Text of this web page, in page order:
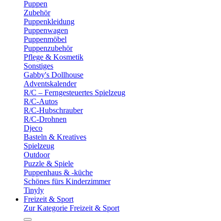
Puppen
Zubehör
Puppenkleidung
Puppenwagen
Puppenmöbel
Puppenzubehör
Pflege & Kosmetik
Sonstiges
Gabby's Dollhouse
Adventskalender
R/C – Ferngesteuertes Spielzeug
R/C-Autos
R/C-Hubschrauber
R/C-Drohnen
Djeco
Basteln & Kreatives
Spielzeug
Outdoor
Puzzle & Spiele
Puppenhaus & -küche
Schönes fürs Kinderzimmer
Tinyly
Freizeit & Sport
Zur Kategorie Freizeit & Sport